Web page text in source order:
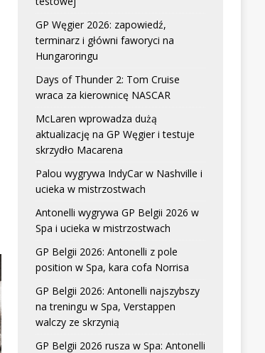
GP Węgier 2026: zapowiedź,
terminarz i główni faworyci na
Hungaroringu
Days of Thunder 2: Tom Cruise
wraca za kierownicę NASCAR
McLaren wprowadza dużą
aktualizację na GP Węgier i testuje
skrzydło Macarena
Palou wygrywa IndyCar w Nashville i
ucieka w mistrzostwach
Antonelli wygrywa GP Belgii 2026 w
Spa i ucieka w mistrzostwach
GP Belgii 2026: Antonelli z pole
position w Spa, kara cofa Norrisa
GP Belgii 2026: Antonelli najszybszy
na treningu w Spa, Verstappen
walczy ze skrzynią
GP Belgii 2026 rusza w Spa: Antonelli